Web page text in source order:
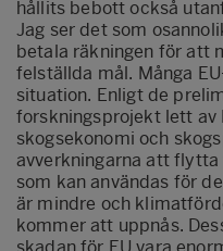
hållits bebott också
Jag ser det som
betala räkningen för att
felställda mål. Många
situation. Enligt de
forskningsprojekt lett av
skogsekonomi och
avverkningarna att
som kan användas för
är mindre och
kommer att uppnås.
skadan för EU vara